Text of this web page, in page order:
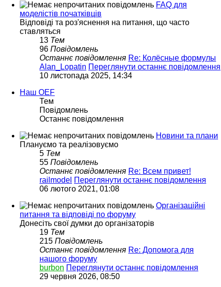
FAQ для
моделістів початківців
Відповіді та роз'яснення на питання, що часто
ставляться
13 Тем
96 Повідомлень
Останнє повідомлення Re: Колёсные формулы
Alan_Lopatin Переглянути останнє повідомлення
10 листопада 2025, 14:34
Наш OEF
Тем
Повідомлень
Останнє повідомлення
Новини та плани
Плануємо та реалізовуємо
5 Тем
55 Повідомлень
Останнє повідомлення Re: Всем привет!
railmodel
Переглянути останнє повідомлення
06 лютого 2021, 01:08
Організаційні
питання та відповіді по форуму
Донесіть свої думки до організаторів
19 Тем
215 Повідомлень
Останнє повідомлення Re: Допомога для
нашого форуму
burbon Переглянути останнє повідомлення
29 червня 2026, 08:50